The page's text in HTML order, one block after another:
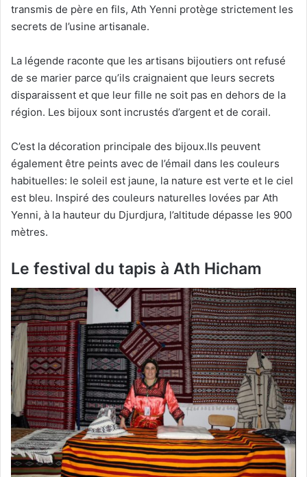
transmis de père en fils, Ath Yenni protège strictement les
secrets de l’usine artisanale.
La légende raconte que les artisans bijoutiers ont refusé
de se marier parce qu’ils craignaient que leurs secrets
disparaissent et que leur fille ne soit pas en dehors de la
région. Les bijoux sont incrustés d’argent et de corail.
C’est la décoration principale des bijoux.Ils peuvent
également être peints avec de l’émail dans les couleurs
habituelles: le soleil est jaune, la nature est verte et le ciel
est bleu. Inspiré des couleurs naturelles lovées par Ath
Yenni, à la hauteur du Djurdjura, l’altitude dépasse les 900
mètres.
Le festival du tapis à Ath Hicham